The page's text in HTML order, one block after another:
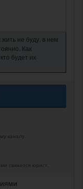
не буду, в нем
Как
будет их
каналу.
свяжется юрист.